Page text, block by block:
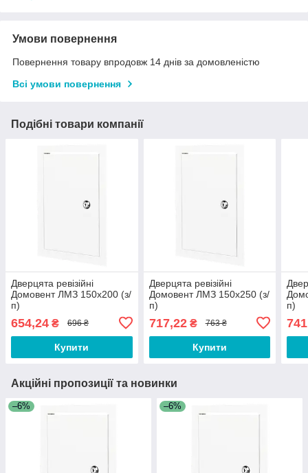
Умови повернення
Повернення товару впродовж 14 днів за домовленістю
Всі умови повернення
Подібні товари компанії
Дверцята ревізійні
Домовент ЛМЗ 150х200 (з/
п)
654,24 ₴ 696 ₴
Купити
Дверцята ревізійні
Домовент ЛМЗ 150х250 (з/
п)
717,22₴ 763 ₴
Купити
п)
Акційні пропозиції та новинки
–6% –6%